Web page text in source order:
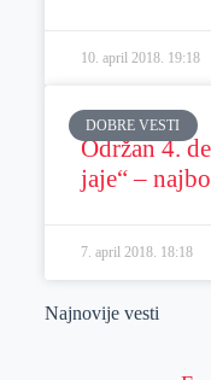
10. april 2018. 19:18
DOBRE VESTI
Održan 4.
jaje“ –
7. april 2018. 18:18
Najnovije vesti